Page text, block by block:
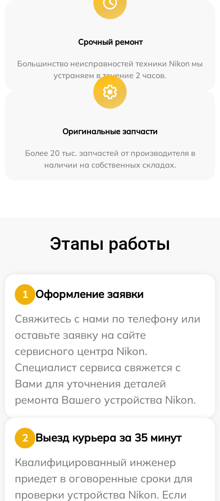
Срочный ремонт
Большинство неисправностей техники Nikon мы
устраняем в течение 2 часов.
Оригинальные запчасти
Более 20 тыс. запчастей от производителя в
наличии на собственных складах.
Этапы работы
1
Оформление заявки
Свяжитесь с нами по телефону или
оставьте заявку на сайте
сервисного центра Nikon.
Специалист сервиса свяжется с
Вами для уточнения деталей
ремонта Вашего устройства Nikon.
2
Выезд курьера за 35 минут
Квалифицированный инженер
приедет в оговоренные сроки для
проверки устройства Nikon. Если